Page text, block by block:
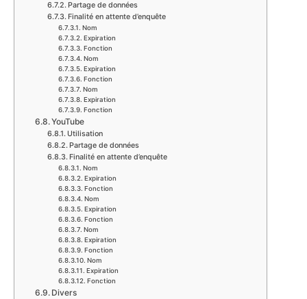
Partage de données
Finalité en attente d’enquête
Nom
Expiration
Fonction
Nom
Expiration
Fonction
Nom
Expiration
Fonction
YouTube
Utilisation
Partage de données
Finalité en attente d’enquête
Nom
Expiration
Fonction
Nom
Expiration
Fonction
Nom
Expiration
Fonction
Nom
Expiration
Fonction
Divers